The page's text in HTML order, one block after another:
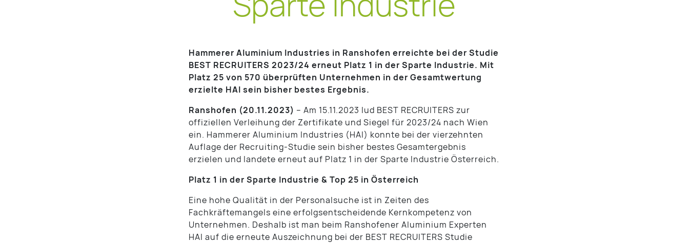
Hammerer Aluminium Industries in Ranshofen erreichte bei der Studie
BEST RECRUITERS 2023/24 erneut Platz 1 in der Sparte Industrie. Mit
Platz 25 von 570 überprüften Unternehmen in der Gesamtwertung
erzielte HAI sein bisher bestes Ergebnis.
Ranshofen (20.11.2023) – Am 15.11.2023 lud BEST RECRUITERS zur
offiziellen Verleihung der Zertifikate und Siegel für 2023/24 nach Wien
ein. Hammerer Aluminium Industries (HAI) konnte bei der vierzehnten
Auflage der Recruiting-Studie sein bisher bestes Gesamtergebnis
erzielen und landete erneut auf Platz 1 in der Sparte Industrie Österreich.
Platz 1 in der Sparte Industrie & Top 25 in Österreich
Eine hohe Qualität in der Personalsuche ist in Zeiten des
Fachkräftemangels eine erfolgsentscheidende Kernkompetenz von
Unternehmen. Deshalb ist man beim Ranshofener Aluminium Experten
HAI auf die erneute Auszeichnung bei der BEST RECRUITERS Studie